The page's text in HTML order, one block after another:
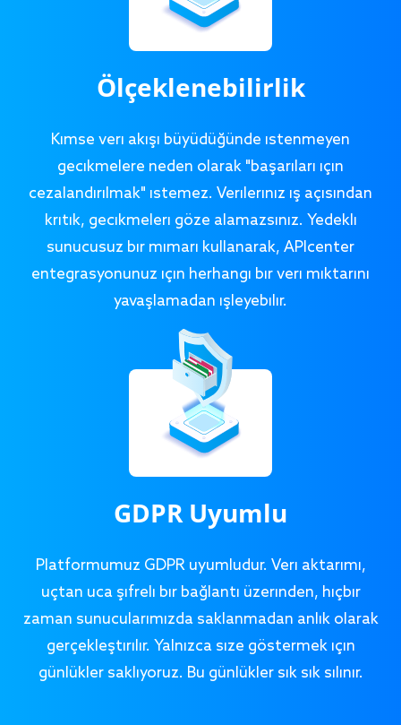
Ölçeklenebilirlik
Kimse veri akışı büyüdüğünde istenmeyen
gecikmelere neden olarak "başarıları için
cezalandırılmak" istemez. Verileriniz iş açısından
kritik, gecikmeleri göze alamazsınız. Yedekli
sunucusuz bir mimari kullanarak, APIcenter
entegrasyonunuz için herhangi bir veri miktarını
yavaşlamadan işleyebilir.
GDPR Uyumlu
Platformumuz GDPR uyumludur. Veri aktarımı,
uçtan uca şifreli bir bağlantı üzerinden, hiçbir
zaman sunucularımızda saklanmadan anlık olarak
gerçekleştirilir. Yalnızca size göstermek için
günlükler saklıyoruz. Bu günlükler sık sık silinir.